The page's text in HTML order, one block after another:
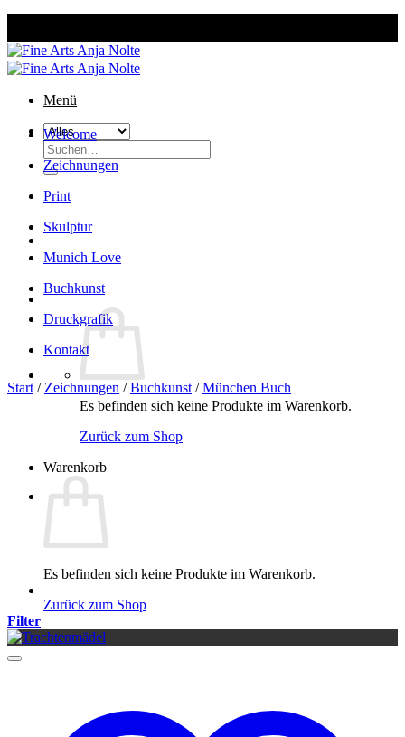
springen
Menü
Suchen
nach:
Es befinden sich keine Produkte im Warenkorb.
Zurück zum Shop
Warenkorb
Es befinden sich keine Produkte im Warenkorb.
Zurück zum Shop
Welcome
Zeichnungen
Print
Skulptur
Munich Love
Buchkunst
Druckgrafik
Kontakt
Start / Zeichnungen / Buchkunst / München Buch
Filter